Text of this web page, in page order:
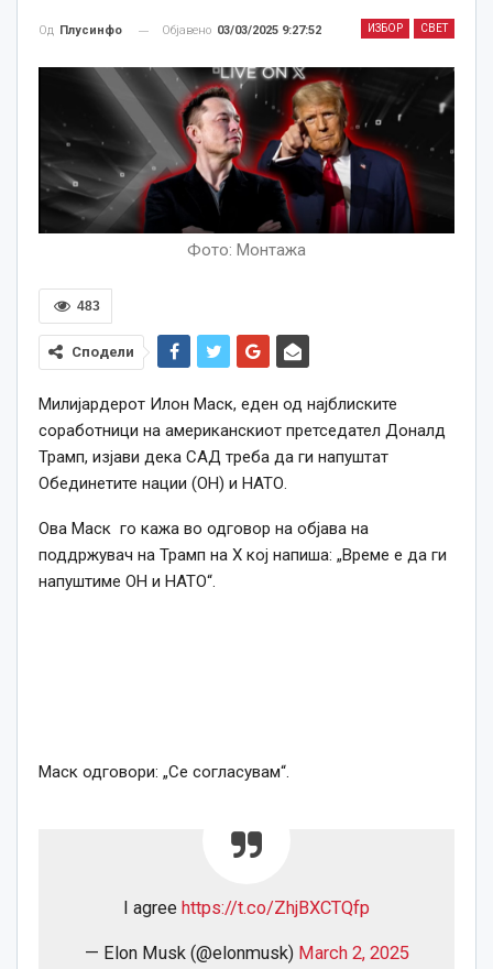
ИЗБОР СВЕТ
Од Плусинфо Објавено 03/03/2025 9:27:52
Фото: Монтажа
483
Сподели
Милијардерот Илон Маск, еден од најблиските
соработници на американскиот претседател Доналд
Трамп, изјави дека САД треба да ги напуштат
Обединетите нации (ОН) и НАТО.
Ова Маск го кажа во одговор на објава на
поддржувач на Трамп на X кој напиша: „Време е да ги
напуштиме ОН и НАТО“.
Маск одговори: „Се согласувам“.
I agree https://t.co/ZhjBXCTQfp
— Elon Musk (@elonmusk) March 2, 2025